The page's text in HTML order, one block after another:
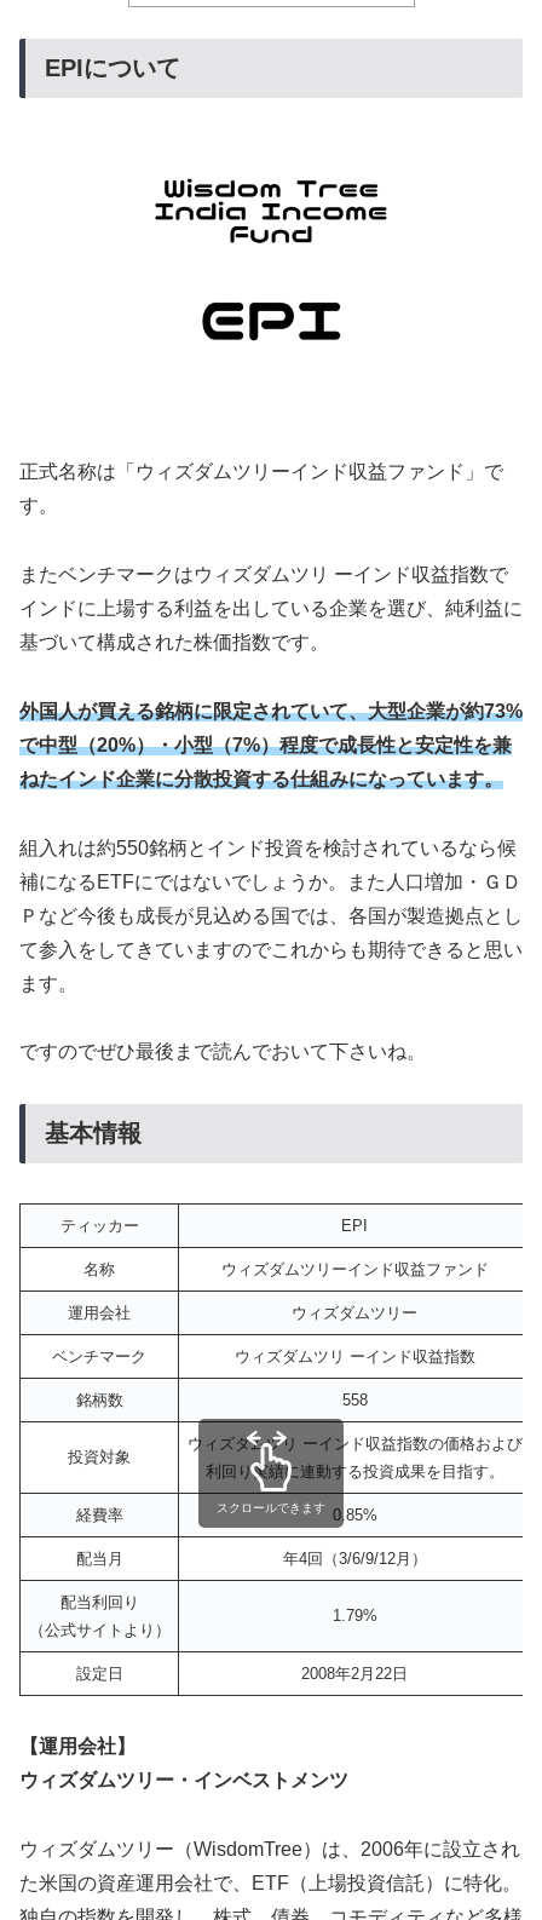
EPIについて
正式名称は「ウィズダムツリーインド収益ファンド」で
す。
またベンチマークはウィズダムツリ ーインド収益指数で
インドに上場する利益を出している企業を選び、純利益に
基づいて構成された株価指数です。
外国人が買える銘柄に限定されていて、大型企業が約73%
で中型（20%）・小型（7%）程度で成長性と安定性を兼
ねたインド企業に分散投資する仕組みになっています。
組入れは約550銘柄とインド投資を検討されているなら候
補になるETFにではないでしょうか。また人口増加・ＧＤ
Ｐなど今後も成長が見込める国では、各国が製造拠点とし
て参入をしてきていますのでこれからも期待できると思い
ます。
ですのでぜひ最後まで読んでおいて下さいね。
基本情報
ティッカー EPI
名称 ウィズダムツリーインド収益ファンド
運用会社 ウィズダムツリー
ベンチマーク ウィズダムツリ ーインド収益指数
銘柄数 558
投資対象
ウィズダムツリ ーインド収益指数の価格および
利回り実績に連動する投資成果を目指す。
経費率 0.85%
配当月 年4回（3/6/9/12月）
配当利回り
（公式サイトより）
1.79%
設定日 2008年2月22日
スクロールできます
【運用会社】
ウィズダムツリー・インベストメンツ
ウィズダムツリー（WisdomTree）は、2006年に設立され
た米国の資産運用会社で、ETF（上場投資信託）に特化。​